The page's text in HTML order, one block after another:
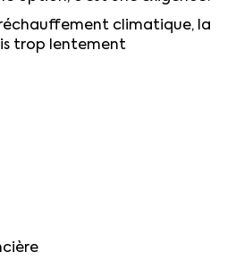
climatique, la
trop lentement